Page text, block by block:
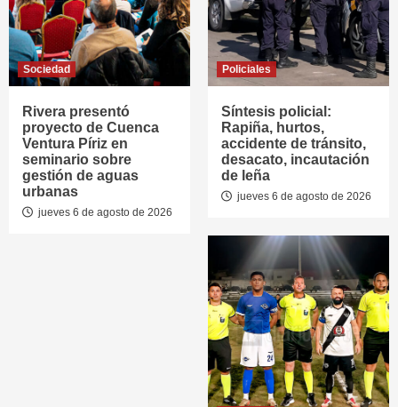
Sociedad
Rivera presentó
proyecto de Cuenca
Ventura Píriz en
seminario sobre
gestión de aguas
urbanas
jueves 6 de agosto de 2026
Policiales
Síntesis policial:
Rapiña, hurtos,
accidente de tránsito,
desacato, incautación
de leña
jueves 6 de agosto de 2026